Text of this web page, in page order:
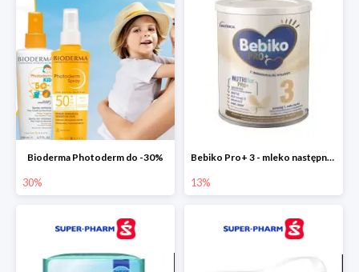
Bioderma Photoderm do -30%
30%
Bebiko Pro+ 3 - mleko następne dla dzieci -13%
13%